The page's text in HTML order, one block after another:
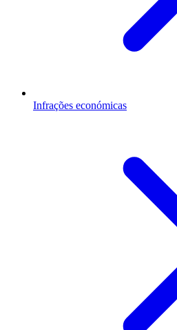
Infrações económicas